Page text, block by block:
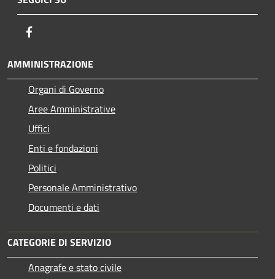
AMMINISTRAZIONE
Organi di Governo
Aree Amministrative
Uffici
Enti e fondazioni
Politici
Personale Amministrativo
Documenti e dati
CATEGORIE DI SERVIZIO
Anagrafe e stato civile